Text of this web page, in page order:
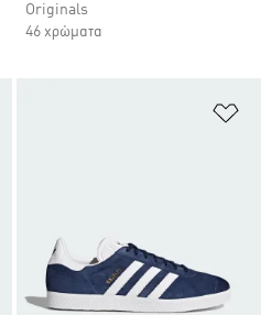
Originals
46 χρώματα
Προσθήκη στη Λίστα Επιθυμιών